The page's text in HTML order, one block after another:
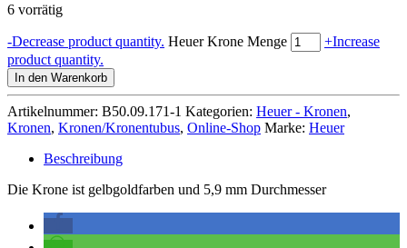
6 vorrätig
-Decrease product quantity. Heuer Krone Menge +Increase
product quantity.
In den Warenkorb
Artikelnummer: B50.09.171-1 Kategorien: Heuer - Kronen,
Kronen, Kronen/Kronentubus, Online-Shop Marke: Heuer
Beschreibung
Die Krone ist gelbgoldfarben und 5,9 mm Durchmesser